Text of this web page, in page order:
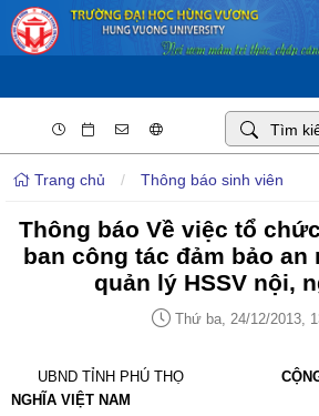
Trang chủ / Thông báo sinh viên
Thông báo Về việc tổ
ban công tác đảm bảo
quản lý HSSV nội,
Thứ ba, 24/12/2013,
UBND TỈNH PHÚ THỌ
NGHĨA VIỆT NAM